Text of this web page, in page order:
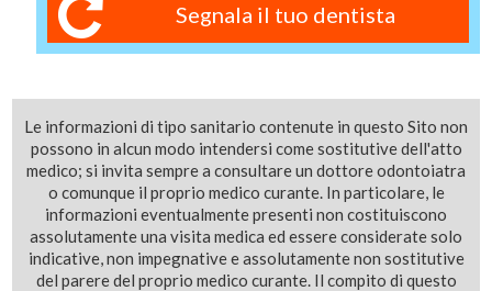
Segnala il tuo dentista
Le informazioni di tipo sanitario contenute in questo Sito non
possono in alcun modo intendersi come sostitutive dell'atto
medico; si invita sempre a consultare un dottore odontoiatra
o comunque il proprio medico curante. In particolare, le
informazioni eventualmente presenti non costituiscono
assolutamente una visita medica ed essere considerate solo
indicative, non impegnative e assolutamente non sostitutive
del parere del proprio medico curante. Il compito di questo